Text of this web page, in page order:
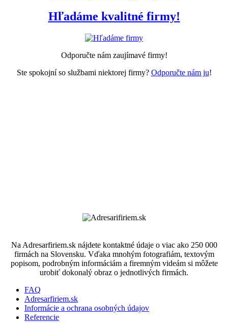
Hľadáme kvalitné firmy!
Odporučte nám zaujímavé firmy!
Ste spokojní so službami niektorej firmy? Odporučte nám ju!
Na Adresarfiriem.sk nájdete kontaktné údaje o viac ako 250 000
firmách na Slovensku. Vďaka mnohým fotografiám, textovým
popisom, podrobným informáciám a firemným videám si môžete
urobiť dokonalý obraz o jednotlivých firmách.
FAQ
Adresarfiriem.sk
Informácie a ochrana osobných údajov
Referencie